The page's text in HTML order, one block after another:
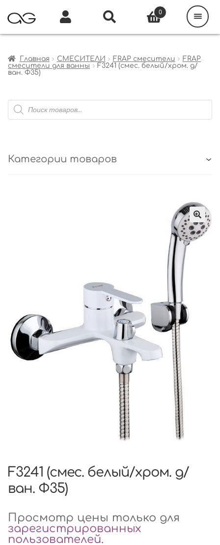
Главная СМЕСИТЕЛИ FRAP смесители
FRAP
смесители для ванны
F3241 (смес. белый/хром. д/
ван. Ф35)
Поиск
товаров
Категории товаров
F3241 (смес. белый/хром. д/
ван. Ф35)
Просмотр цены только для
зарегистрированных
пользователей.
0